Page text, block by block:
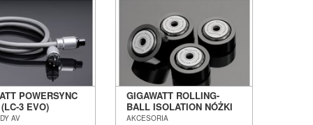
eliminacji drgań mechanicznych.
– Wysoka przewodność bez strat
GigaWatt
POWERSYNC
3 EVO)
KABEL
AV
GIGAWATT ROLLING-
BALL ISOLATION NÓŻKI
ANTYWIBRACYJNE (4
AKCESORIA